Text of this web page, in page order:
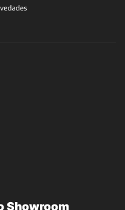
Showroom